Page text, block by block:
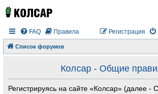
FAQ Правила Регистрация
Список форумов
Колсар - Общие
Регистрируясь на сайте «Колсар» (далее -